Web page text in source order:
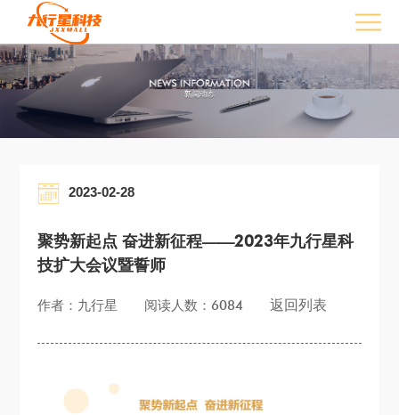
2023-02-28
聚势新起点 奋进新征程——2023年九行星科
技扩大会议暨誓师
作者：九行星 阅读人数：6084 返回列表